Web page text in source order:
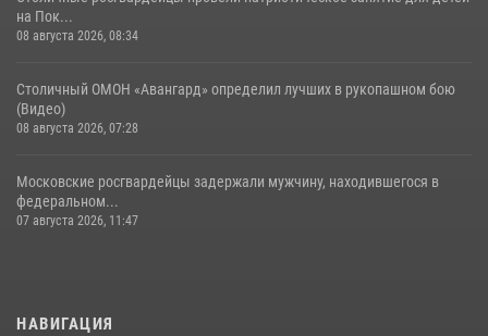
на Пок...
08 августа 2026, 08:34
Столичный ОМОН «Авангард» определил лучших в рукопашном бою
(Видео)
08 августа 2026, 07:28
Московские росгвардейцы задержали мужчину, находившегося в
федеральном...
07 августа 2026, 11:47
НАВИГАЦИЯ